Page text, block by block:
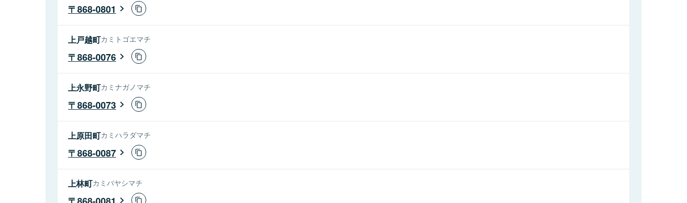
868-0801
上戸越町カミトゴエマチ
868-0076
上永野町カミナガノマチ
868-0073
上原田町カミハラダマチ
868-0087
上林町カミバヤシマチ